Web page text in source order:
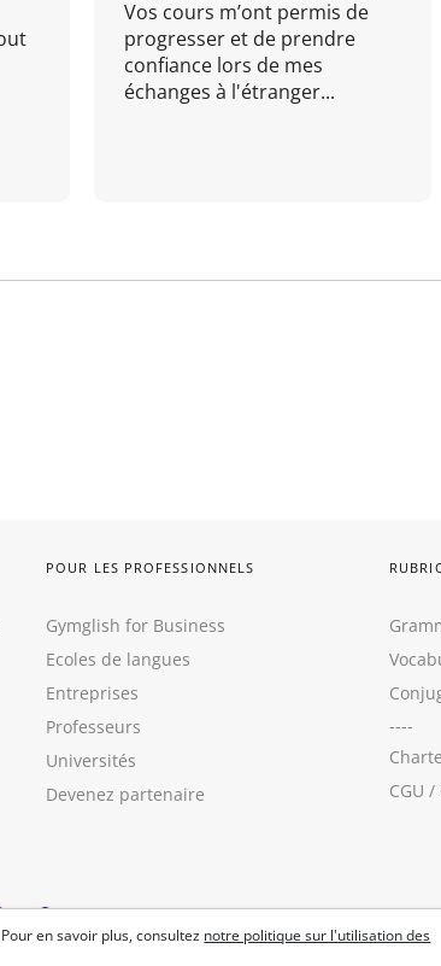
Vos cours m’ont permis de
progresser et de prendre
confiance lors de mes
échanges à l'étranger...
en savoir plus, consultez notre politique sur l'utilisation des
POUR LES PROFESSIONNELS
Gymglish for Business
Ecoles de langues
Entreprises
Professeurs
Universités
Devenez partenaire
----
CGU /